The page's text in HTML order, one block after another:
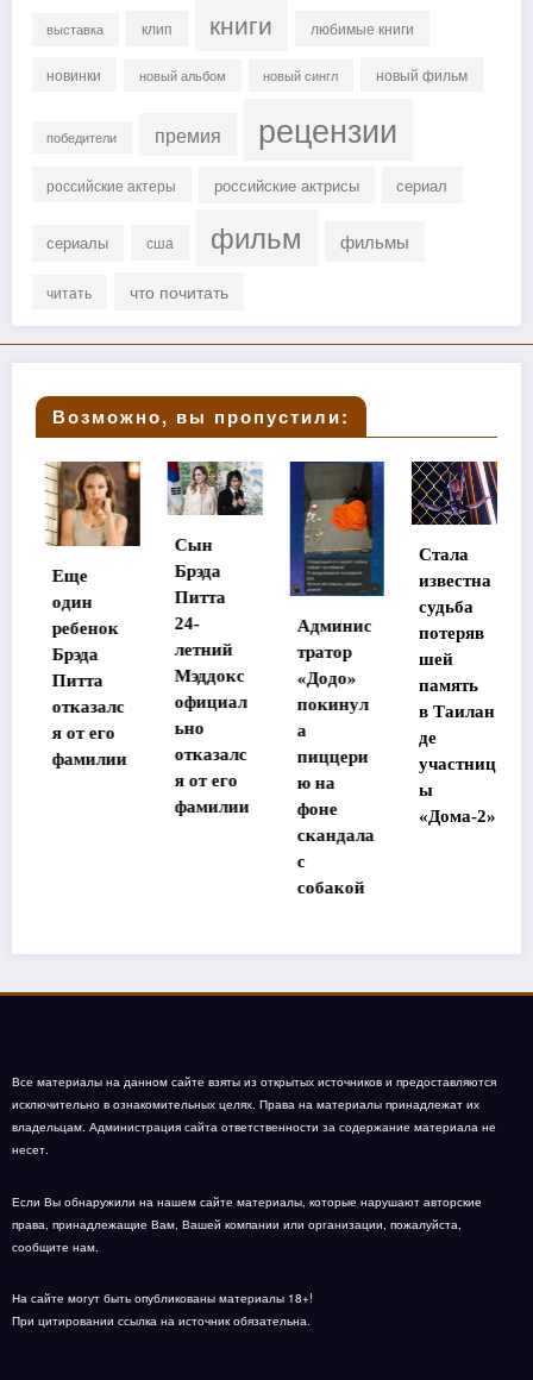
выставка клип книги любимые книги
новинки новый альбом новый сингл новый фильм
победители премия рецензии
российские актеры российские актрисы сериал
сериалы сша фильм фильмы
читать что почитать
Возможно, вы пропустили:
Еще
один
ребенок
Брэда
Питта
отказалс
я от его
фамилии
Сын
Брэда
Питта
24-
летний
Мэддокс
официал
ьно
отказалс
я от его
фамилии
Админис
тратор
«Додо»
покинул
а
пиццери
ю на
фоне
скандала
собакой
Стала
известна
судьба
потеряв
шей
память
в Таилан
де
участниц
ы
«Дома-2»
Все материалы на данном сайте взяты из открытых источников и предоставляются
исключительно в ознакомительных целях. Права на материалы принадлежат их
владельцам. Администрация сайта ответственности за содержание материала не
несет.
Если Вы обнаружили на нашем сайте материалы, которые нарушают авторские
права, принадлежащие Вам, Вашей компании или организации, пожалуйста,
сообщите нам.
На сайте могут быть опубликованы материалы 18+!
При цитировании ссылка на источник обязательна.